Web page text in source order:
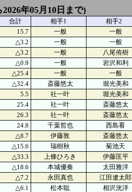
年05月10日まで)
合計 相手1 相手2
15.7 一般 一般
△3.2 一般 一般
△3.2 一般 八尾侑樹
△0.9 一般 岩沢和利
△25.4 一般 一般
△32.4 斎藤悠太 堀光美和
5.5 社一叶 堀光美和
25.4 社一叶 斎藤悠太
26.3 社一叶 斎藤悠太
24.8 千葉哲也 西島看
△8.7 伊藤敦 斎藤悠太
△15.6 瑞樹秋 菊池天
△33.3 上條ひろき 伊藤匡平
△18.6 本城優奏 太田雅洋
△7.2 永田真也 江田遼太郎
△6.1 松本聡 相沢洸洋